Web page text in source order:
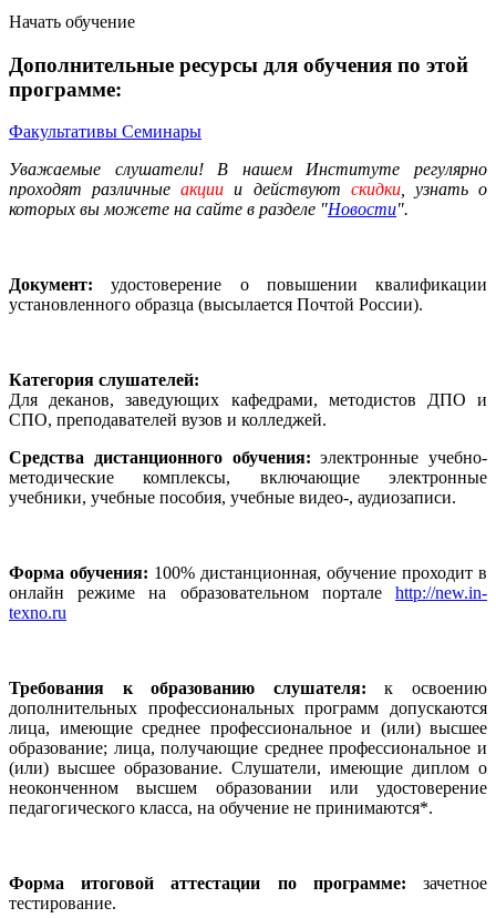
Начать обучение
Дополнительные ресурсы для обучения по этой
программе:
Факультативы Семинары
Уважаемые слушатели! В нашем Институте регулярно
проходят различныеакции и действуют скидки, узнать о
которых вы можете на сайте в разделе "Новости".
Документ:удостоверение о повышении квалификации
установленного образца (высылается Почтой России).
Категория слушателей:
Для деканов, заведующих кафедрами, методистов ДПО и
СПО, преподавателей вузов и колледжей.
Средства дистанционного обучения: электронные учебно-
методические комплексы, включающие электронные
учебники, учебные пособия, учебные видео-, аудиозаписи.
Форма обучения: 100% дистанционная, обучение проходит в
онлайн режиме на образовательном портале http://new.in-
texno.ru
Требования к образованию слушателя: к освоению
дополнительных профессиональных программ допускаются
лица, имеющие среднее профессиональное и (или) высшее
образование; лица, получающие среднее профессиональное и
(или) высшее образование. Слушатели, имеющие диплом о
неоконченном высшем образовании или удостоверение
педагогического класса, на обучение не принимаются*.
Форма итоговой аттестации по программе: зачетное
тестирование.